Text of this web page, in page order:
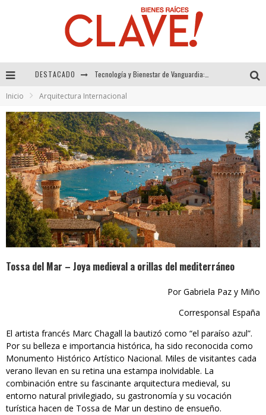
DESTACADO Sector Inmobiliario – recuperación a paso firme
Tecnología y Bienestar de Vanguardia: El Inodoro Inteligente Neotech de FV.
Inicio Arquitectura Internacional
Tossa del Mar – Joya medieval a orillas del mediterráneo
Por Gabriela Paz y Miño
Corresponsal España
El artista francés Marc Chagall la bautizó como “el paraíso azul”.
Por su belleza e importancia histórica, ha sido reconocida como
Monumento Histórico Artístico Nacional. Miles de visitantes cada
verano llevan en su retina una estampa inolvidable. La
combinación entre su fascinante arquitectura medieval, su
entorno natural privilegiado, su gastronomía y su vocación
turística hacen de Tossa de Mar un destino de ensueño.